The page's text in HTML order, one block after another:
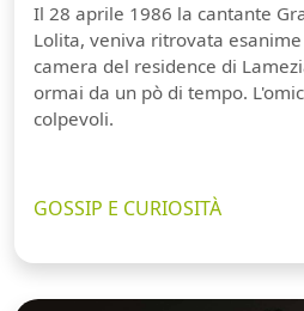
Il 28 aprile 1986 la cantante
Lolita, veniva ritrovata
camera del residence di
ormai da un pò di tempo.
colpevoli.
GOSSIP E CURIOSITÀ